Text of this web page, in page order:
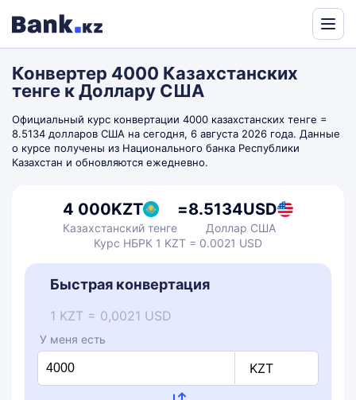
by
Translate
Конвертер 4000 Казахстанских
тенге к Доллару США
Официальный курс конвертации 4000 казахстанских тенге =
8.5134 долларов США на сегодня, 6 августа 2026 года. Данные
о курсе получены из Национального банка Республики
Казахстан и обновляются ежедневно.
4 000KZT
Казахстанский тенге
=8.5134USD
Доллар США
Курс НБРК 1 KZT = 0.0021 USD
Быстрая конвертация
1 KZT = 0,0021 USD
У меня есть
KZT